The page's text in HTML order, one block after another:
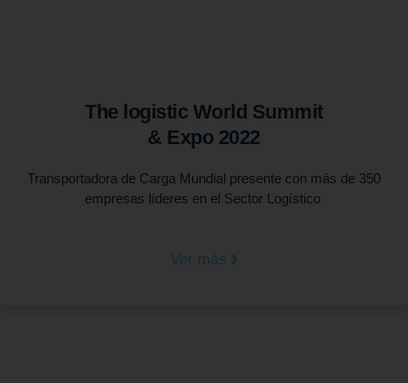
The logistic World Summit
& Expo 2022
Transportadora de Carga Mundial presente con más de 350
empresas líderes en el Sector Logístico
Ver más